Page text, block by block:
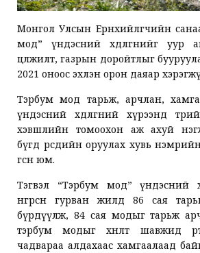
Монгол Улсын Ерөнхийлөгчийн
мод” үндэсний хөдөлгөөнийг уур
цөлжилт, газрын доройтлыг
2021 оноос эхлэн орон даяар
Тэрбум мод тарьж, арчлан,
үндэсний хөдөлгөөний хүрээнд
хэвшлийн томоохон аж ахуй
бүгд өөрсдийн оруулах хувь
өгсөн юм.
Тэгвэл “Тэрбум мод” үндэсний
өнгөрсөн гурван жилд 86 сая
бүрдүүлж, 84 сая модыг тарьж
тэрбум модыг хөнөөлт шавжид
чадвараа алдахаас хамгаалаад